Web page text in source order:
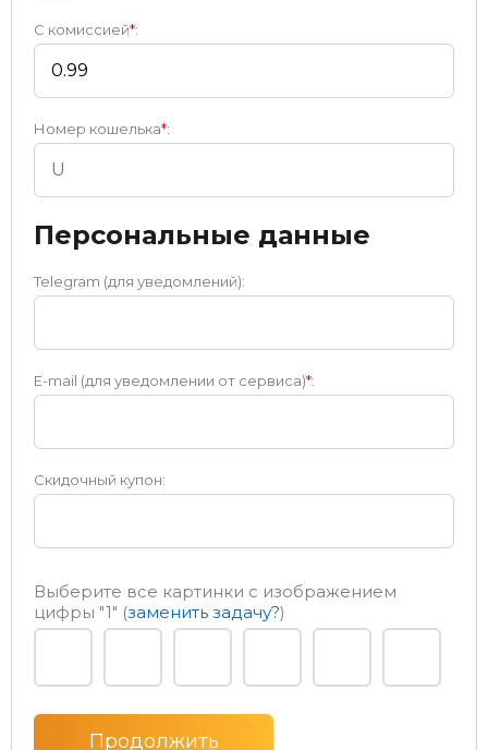
С комиссией*:
Номер кошелька*:
Персональные данные
Telegram (для уведомлений):
E-mail (для уведомлении от сервиса)*:
Скидочный купон:
Выберите все картинки с изображением
цифры "1" (заменить задачу?)